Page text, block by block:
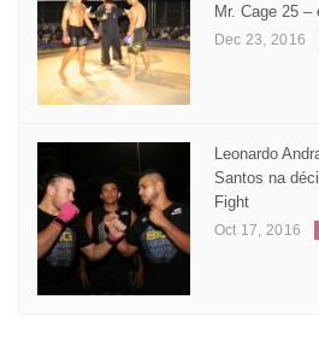
Mr. Cage 25 –
Dec 23, 2016
Leonardo
Santos na
Fight
Oct 17, 2016